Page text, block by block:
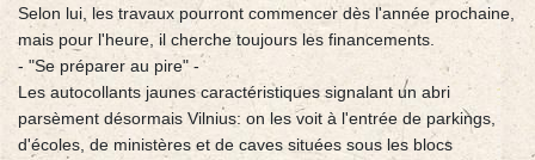
Selon lui, les travaux pourront commencer dès l'année prochaine,
mais pour l'heure, il cherche toujours les financements.
- "Se préparer au pire" -
Les autocollants jaunes caractéristiques signalant un abri
parsèment désormais Vilnius: on les voit à l'entrée de parkings,
d'écoles, de ministères et de caves situées sous les blocs